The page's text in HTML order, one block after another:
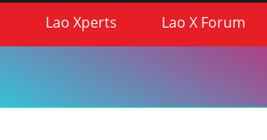
Lao Xperts Lao X Forum